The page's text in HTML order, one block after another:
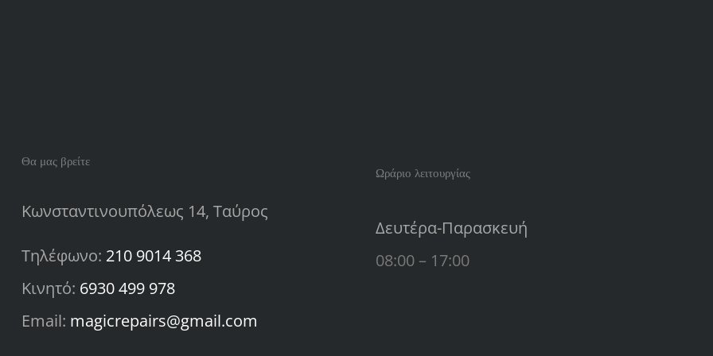
Θα μας βρείτε
Κωνσταντινουπόλεως 14, Ταύρος
Τηλέφωνο: 210 9014 368
Κινητό: 6930 499 978
Email: magicrepairs@gmail.com
Ωράριο λειτουργίας
Δευτέρα-Παρασκευή
08:00 – 17:00